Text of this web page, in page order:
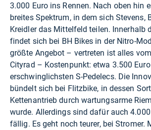
3.000 Euro ins Rennen. Nach oben hin
breites Spektrum, in dem sich Stevens,
Kreidler das Mittelfeld teilen. Innerhalb
findet sich bei BH Bikes in der Nitro-
größte Angebot – vertreten ist alles
Cityrad – Kostenpunkt: etwa 3.500
erschwinglichsten S-Pedelecs. Die
bündelt sich bei Flitzbike, in dessen
Kettenantrieb durch wartungsarme
wurde. Allerdings sind dafür auch
fällig. Es geht noch teurer, bei Stromer.